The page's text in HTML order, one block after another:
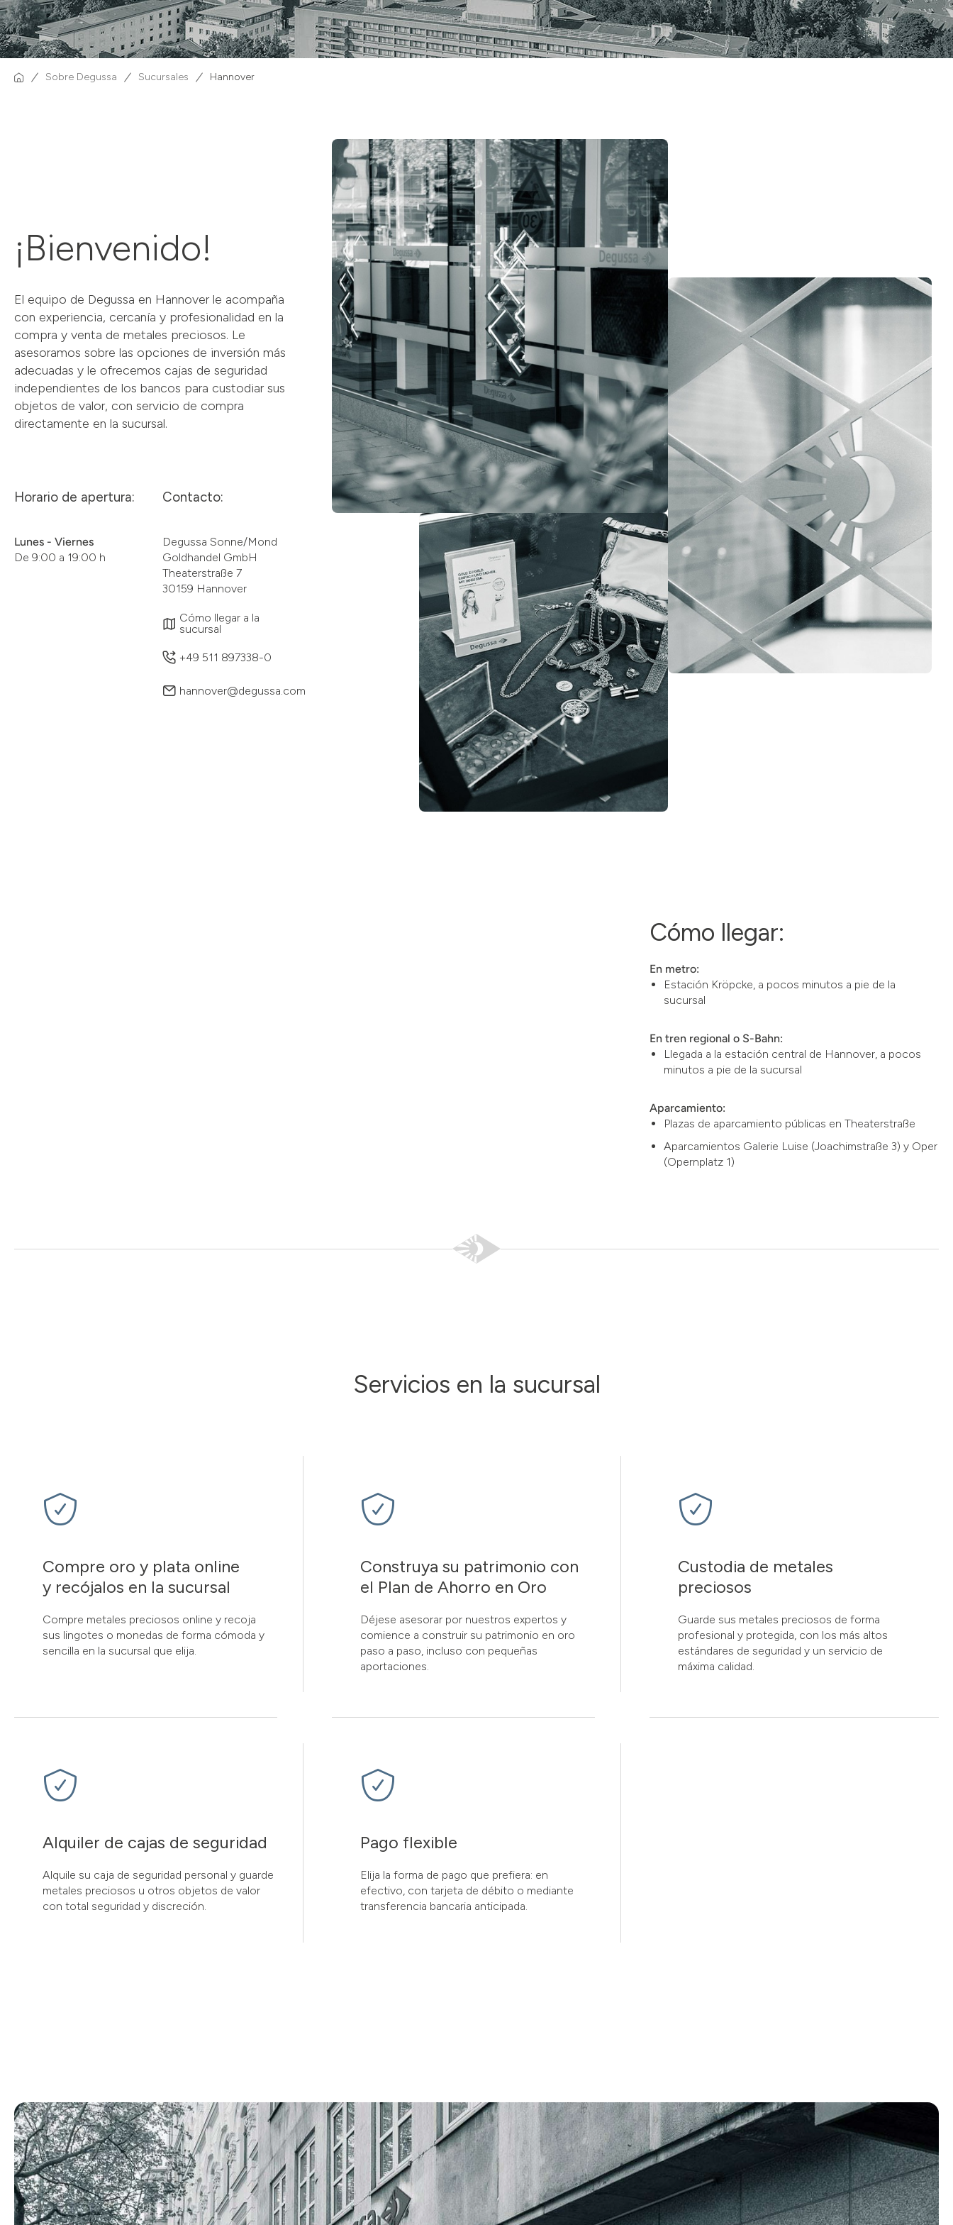
Sobre Degussa Sucursales Hannover
¡Bienvenido!
El equipo de Degussa en Hannover le acompaña
con experiencia, cercanía y profesionalidad en la
compra y venta de metales preciosos. Le
asesoramos sobre las opciones de inversión más
adecuadas y le ofrecemos cajas de seguridad
independientes de los bancos para custodiar sus
objetos de valor, con servicio de compra
directamente en la sucursal.
Horario de apertura:
Lunes - Viernes
De 9:00 a 19:00 h
Contacto:
Degussa Sonne/Mond
Goldhandel GmbH
Theaterstraße 7
30159 Hannover
Cómo llegar a la
sucursal
+49 511 897338-0
hannover@degussa.com
Cómo llegar:
En metro:
Estación Kröpcke, a pocos minutos a pie de la
sucursal
En tren regional o S-Bahn:
Llegada a la estación central de Hannover, a pocos
minutos a pie de la sucursal
Aparcamiento:
Plazas de aparcamiento públicas en Theaterstraße
Aparcamientos Galerie Luise (Joachimstraße 3) y Oper
(Opernplatz 1)
Servicios en la sucursal
Compre oro y plata online
y recójalos en la sucursal
Compre metales preciosos online y recoja
sus lingotes o monedas de forma cómoda y
sencilla en la sucursal que elija.
Construya su patrimonio con
el Plan de Ahorro en Oro
Déjese asesorar por nuestros expertos y
comience a construir su patrimonio en oro
paso a paso, incluso con pequeñas
aportaciones.
Custodia de metales
preciosos
Guarde sus metales preciosos de forma
profesional y protegida, con los más altos
estándares de seguridad y un servicio de
máxima calidad.
Alquiler de cajas de seguridad
Alquile su caja de seguridad personal y guarde
metales preciosos u otros objetos de valor
con total seguridad y discreción.
Pago flexible
Elija la forma de pago que prefiera: en
efectivo, con tarjeta de débito o mediante
transferencia bancaria anticipada.